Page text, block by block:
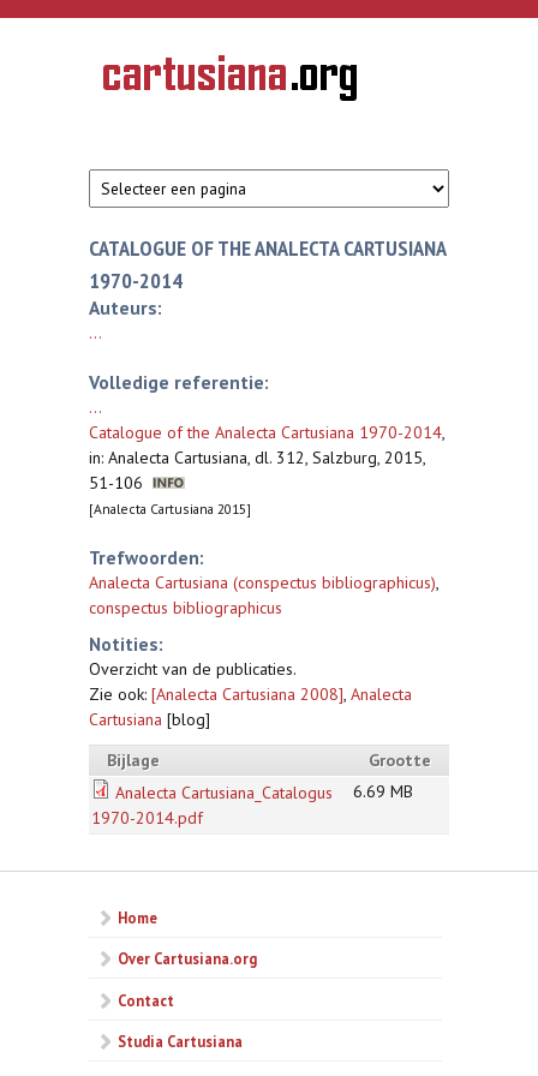
Overslaan en naar de inhoud gaan
CARTUSIANA
Geschiedenis
van de
CATALOGUE OF THE ANALECTA CARTUSIANA
1970-2014
Auteurs:
...
Volledige referentie:
...
Catalogue of the Analecta Cartusiana 1970-2014,
in: Analecta Cartusiana, dl. 312, Salzburg, 2015,
51-106
[Analecta Cartusiana 2015]
Trefwoorden:
Analecta Cartusiana (conspectus bibliographicus),
conspectus bibliographicus
Notities:
Overzicht van de publicaties.
Zie ook: [Analecta Cartusiana 2008], Analecta
Cartusiana [blog]
Bijlage
Grootte
Analecta Cartusiana_Catalogus
1970-2014.pdf
6.69 MB
Home
Over Cartusiana.org
Contact
Studia Cartusiana